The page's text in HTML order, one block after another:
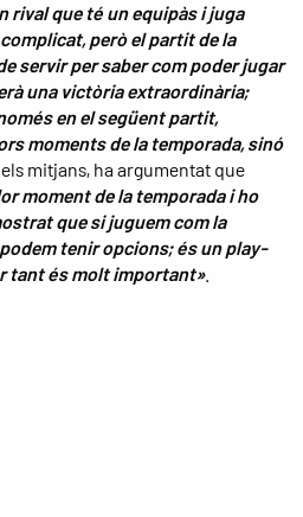
rival que té un equipàs i juga
però el partit de la
servir per saber com poder jugar
una victòria extraordinària;
en el següent partit,
moments de la temporada, sinó
mitjans, ha argumentat que
moment de la temporada i ho
que si juguem com la
tenir opcions; és un play-
tant és molt important».